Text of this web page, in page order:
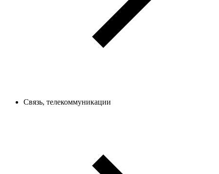
Связь, телекоммуникации